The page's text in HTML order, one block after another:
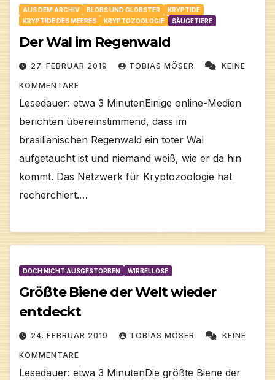
AUS DEM ARCHIV BLOBS UND GLOBSTER
KRYPTIDE
KRYPTIDE DES MEERES
KRYPTOZOOLOGIE SÄUGETIERE
Der Wal im Regenwald
27. FEBRUAR 2019 TOBIAS MÖSER KEINE
KOMMENTARE
Lesedauer: etwa 3 MinutenEinige online-Medien
berichten übereinstimmend, dass im
brasilianischen Regenwald ein toter Wal
aufgetaucht ist und niemand weiß, wie er da hin
kommt. Das Netzwerk für Kryptozoologie hat
recherchiert.…
DOCH NICHT AUSGESTORBEN WIRBELLOSE
Größte Biene der Welt wieder
entdeckt
24. FEBRUAR 2019 TOBIAS MÖSER KEINE
KOMMENTARE
Lesedauer: etwa 3 MinutenDie größte Biene der